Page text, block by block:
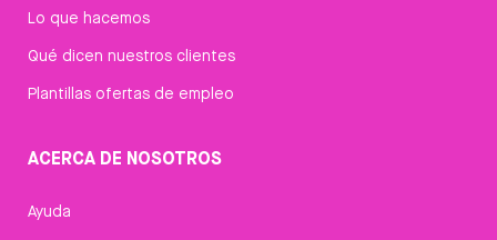
Lo que hacemos
Qué dicen nuestros clientes
Plantillas ofertas de empleo
ACERCA DE NOSOTROS
Ayuda